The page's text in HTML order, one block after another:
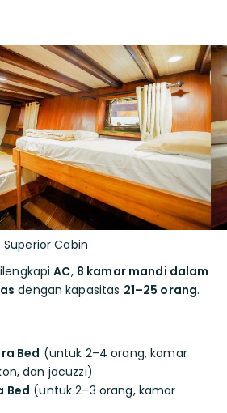
Superior Cabin
AC, 8 kamar mandi dalam
dengan kapasitas 21–25 orang.
Bed (untuk 2–4 orang, kamar
dan jacuzzi)
Bed (untuk 2–3 orang, kamar